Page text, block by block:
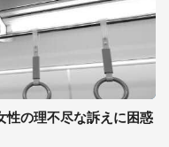
性の理不尽な訴えに困惑